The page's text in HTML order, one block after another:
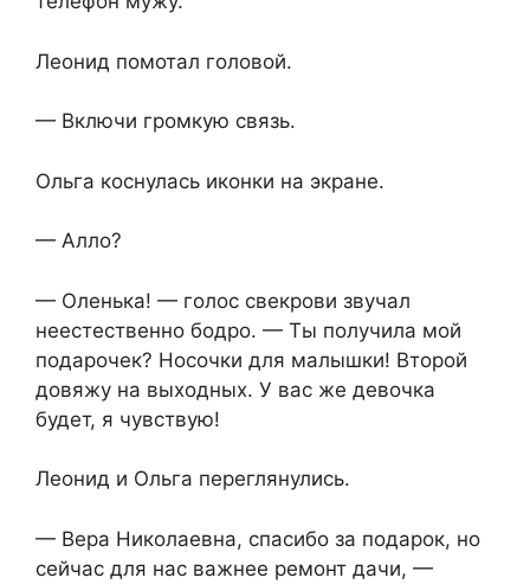
Леонид помотал головой.
— Включи громкую связь.
Ольга коснулась иконки на экране.
— Алло?
— Оленька! — голос свекрови звучал
неестественно бодро. — Ты получила мой
подарочек? Носочки для малышки! Второй
довяжу на выходных. У вас же девочка
будет, я чувствую!
Леонид и Ольга переглянулись.
— Вера Николаевна, спасибо за подарок, но
сейчас для нас важнее ремонт дачи, —